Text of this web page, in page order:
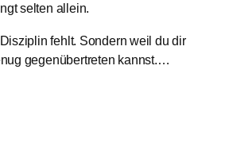
selten allein.
fehlt. Sondern weil du dir
gegenübertreten kannst.…